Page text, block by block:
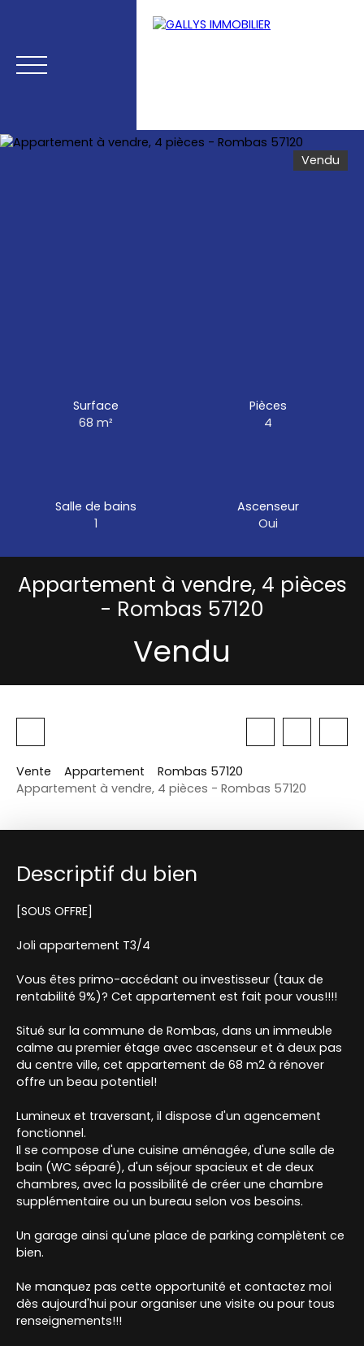
Vendu
Surface
68m²
Pièces
4
Salle de bains
1
Ascenseur
Oui
Appartement à vendre, 4 pièces
- Rombas 57120
Vendu
Vente Appartement
Rombas 57120
Appartement à vendre, 4 pièces - Rombas 57120
Descriptif du bien
[SOUS OFFRE]
Joli appartement T3/4
Vous êtes primo-accédant ou investisseur (taux de
rentabilité 9%)? Cet appartement est fait pour vous!!!!
Situé sur la commune de Rombas, dans un immeuble
calme au premier étage avec ascenseur et à deux pas
du centre ville, cet appartement de 68 m2 à rénover
offre un beau potentiel!
Lumineux et traversant, il dispose d'un agencement
fonctionnel.
Il se compose d'une cuisine aménagée, d'une salle de
bain (WC séparé), d'un séjour spacieux et de deux
chambres, avec la possibilité de créer une chambre
supplémentaire ou un bureau selon vos besoins.
Un garage ainsi qu'une place de parking complètent ce
bien.
Ne manquez pas cette opportunité et contactez moi
dès aujourd'hui pour organiser une visite ou pour tous
renseignements!!!